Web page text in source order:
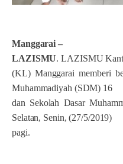
Manggarai –
LAZISMU. LAZISMU
(KL) Manggarai memberi
Muhammadiyah (SDM) 16
dan Sekolah Dasar
Selatan, Senin, (27/5/2019)
pagi.